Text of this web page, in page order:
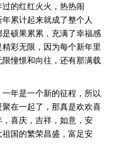
的红红火火，热热闹
累计起来就成了整个人
硕果累累，充满了幸福感
彩无限，因为每个新年里
憧憬和向往，还有那满载
年是一个新的征程，所以
在一起了，那真是欢欢喜
喜庆，吉祥，如意，安
国的繁荣昌盛，富足安